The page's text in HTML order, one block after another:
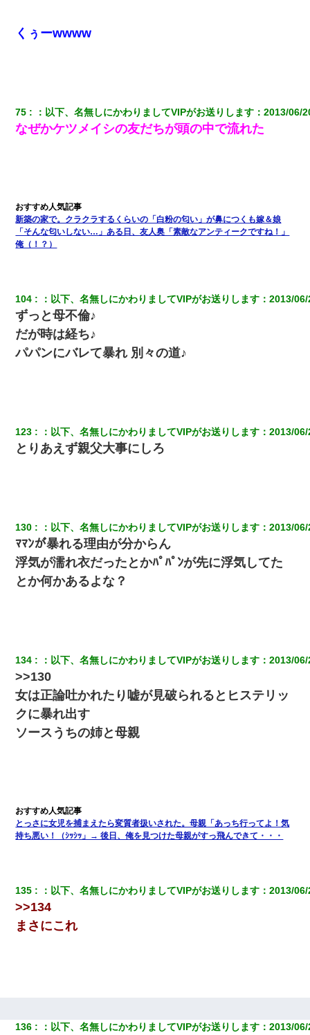
くぅーwwww
75 ： 以下、名無しにかわりましてVIPがお送りします ：2013/06/
なぜかケツメイシの友だちが頭の中で流れた
新築の家で。クラクラするくらいの「白粉の匂い」が鼻につくも嫁＆娘
「そんな匂いしない…」ある日、友人奥「素敵なアンティークですね！」
俺（！？）
104 ： 以下、名無しにかわりましてVIPがお送りします ：2013/
ずっと母不倫♪
だが時は経ち♪
パパンにバレて暴れ 別々の道♪
123 ： 以下、名無しにかわりましてVIPがお送りします ：2013/
とりあえず親父大事にしろ
130 ： 以下、名無しにかわりましてVIPがお送りします ：2013/
ﾏﾏﾝが暴れる理由が分からん
浮気が濡れ衣だったとかﾊﾟﾊﾟﾝが先に浮気してた
とか何かあるよな？
134 ： 以下、名無しにかわりましてVIPがお送りします ：2013/
>>130
女は正論吐かれたり嘘が見破られるとヒステリッ
クに暴れ出す
ソースうちの姉と母親
とっさに女児を捕まえたら変質者扱いされた。母親「あっち行ってよ！気
持ち悪い！（ｼｯｼｯ」→ 後日、俺を見つけた母親がすっ飛んできて・・・
135 ： 以下、名無しにかわりましてVIPがお送りします ：2013/
>>134
まさにこれ
136 ： 以下、名無しにかわりましてVIPがお送りします ：2013/